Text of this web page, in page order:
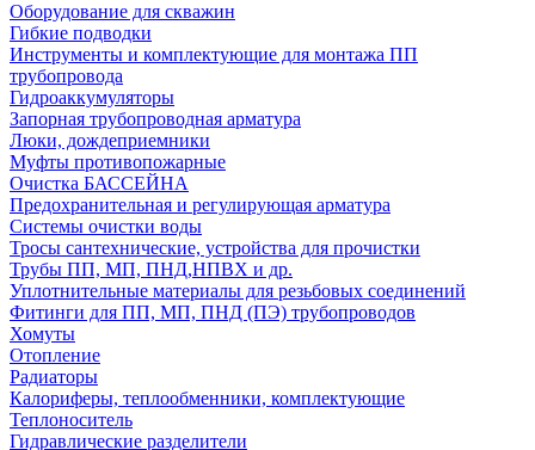
Оборудование для скважин
Гибкие подводки
Инструменты и комплектующие для монтажа ПП
трубопровода
Гидроаккумуляторы
Запорная трубопроводная арматура
Люки, дождеприемники
Муфты противопожарные
Очистка БАССЕЙНА
Предохранительная и регулирующая арматура
Системы очистки воды
Тросы сантехнические, устройства для прочистки
Трубы ПП, МП, ПНД,НПВХ и др.
Уплотнительные материалы для резьбовых соединений
Фитинги для ПП, МП, ПНД (ПЭ) трубопроводов
Хомуты
Отопление
Радиаторы
Калориферы, теплообменники, комплектующие
Теплоноситель
Гидравлические разделители